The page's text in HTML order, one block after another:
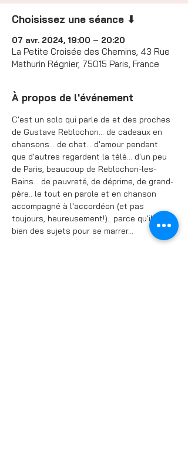
Choisissez une séance ⬇
07 avr. 2024, 19:00 – 20:20
La Petite Croisée des Chemins, 43 Rue
Mathurin Régnier, 75015 Paris, France
À propos de l'événement
C'est un solo qui parle de et des proches
de Gustave Reblochon... de cadeaux en
chansons... de chat... d'amour pendant
que d'autres regardent la télé... d'un peu
de Paris, beaucoup de Reblochon-les-
Bains... de pauvreté, de déprime, de grand-
père.. le tout en parole et en chanson
accompagné à l'accordéon (et pas
toujours, heureusement!).. parce qu'il faut
bien des sujets pour se marrer...